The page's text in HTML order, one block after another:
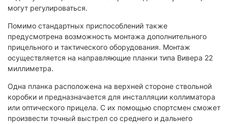
могут регулироваться.
Помимо стандартных приспособлений также
предусмотрена возможность монтажа дополнительного
прицельного и тактического оборудования. Монтаж
осуществляется на направляющие планки типа Вивера 22
миллиметра.
Одна планка расположена на верхней стороне ствольной
коробки и предназначается для инсталляции коллиматора
или оптического прицела. С их помощью спортсмен сможет
произвести точный выстрел со среднего и дальнего